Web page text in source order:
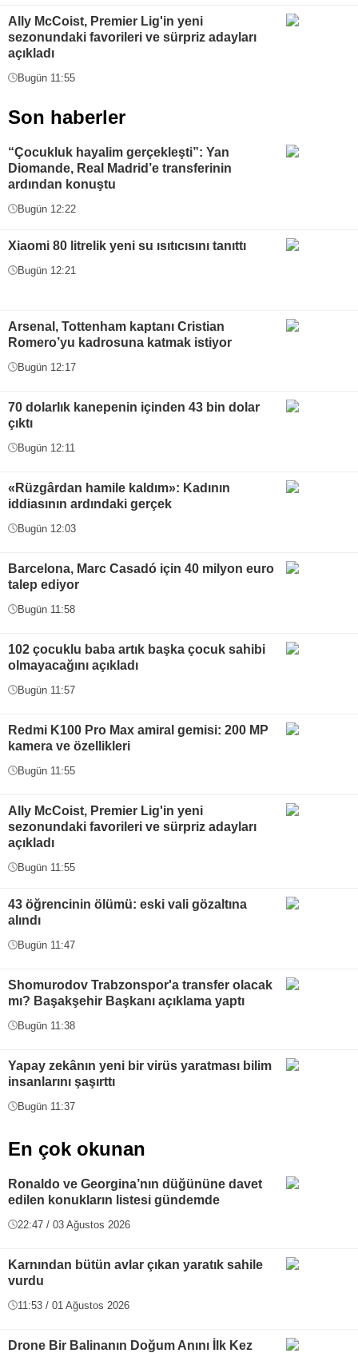
Ally McCoist, Premier Lig'in yeni
sezonundaki favorileri ve sürpriz adayları
açıkladı
Bugün 11:55
Son haberler
“Çocukluk hayalim gerçekleşti”: Yan
Diomande, Real Madrid’e transferinin
ardından konuştu
Bugün 12:22
Xiaomi 80 litrelik yeni su ısıtıcısını tanıttı
Bugün 12:21
Arsenal, Tottenham kaptanı Cristian
Romero’yu kadrosuna katmak istiyor
Bugün 12:17
70 dolarlık kanepenin içinden 43 bin dolar
çıktı
Bugün 12:11
«Rüzgârdan hamile kaldım»: Kadının
iddiasının ardındaki gerçek
Bugün 12:03
Barcelona, Marc Casadó için 40 milyon euro
talep ediyor
Bugün 11:58
102 çocuklu baba artık başka çocuk sahibi
olmayacağını açıkladı
Bugün 11:57
Redmi K100 Pro Max amiral gemisi: 200 MP
kamera ve özellikleri
Bugün 11:55
Ally McCoist, Premier Lig'in yeni
sezonundaki favorileri ve sürpriz adayları
açıkladı
Bugün 11:55
43 öğrencinin ölümü: eski vali gözaltına
alındı
Bugün 11:47
Shomurodov Trabzonspor'a transfer olacak
mı? Başakşehir Başkanı açıklama yaptı
Bugün 11:38
Yapay zekânın yeni bir virüs yaratması bilim
insanlarını şaşırttı
Bugün 11:37
En çok okunan
Ronaldo ve Georgina’nın düğününe davet
edilen konukların listesi gündemde
22:47 / 03 Ağustos 2026
Karnından bütün avlar çıkan yaratık sahile
vurdu
11:53 / 01 Ağustos 2026
Drone Bir Balinanın Doğum Anını İlk Kez